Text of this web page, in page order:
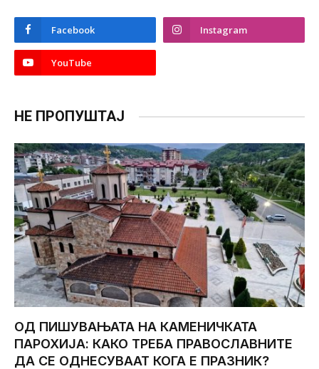
Facebook Instagram
YouTube
НЕ ПРОПУШТАЈ
ОД ПИШУВАЊАТА НА КАМЕНИЧКАТА
ПАРОХИЈА: КАКО ТРЕБА ПРАВОСЛАВНИТЕ
ДА СЕ ОДНЕСУВААТ КОГА Е ПРАЗНИК?